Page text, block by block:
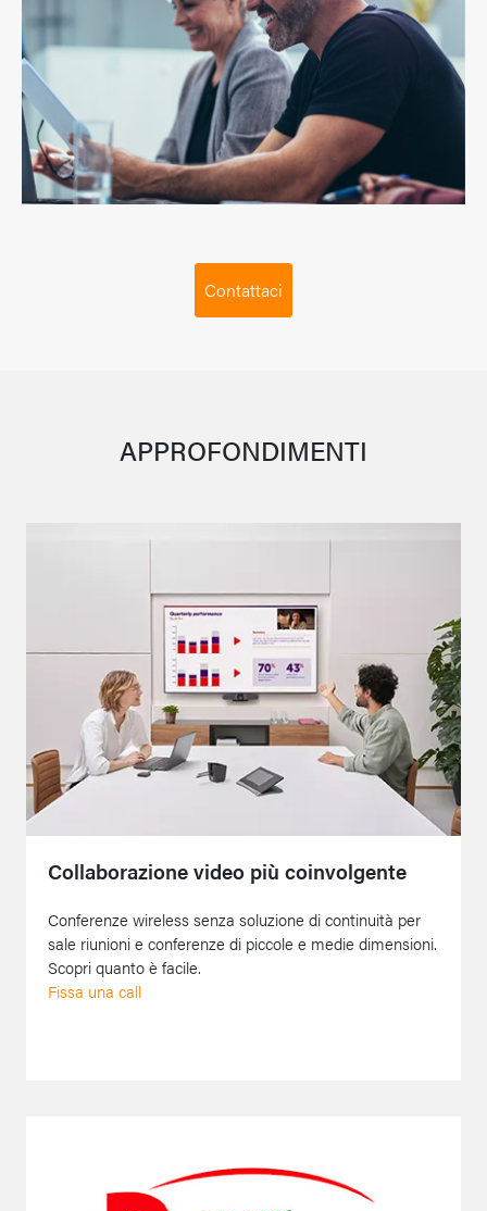
Contattaci
APPROFONDIMENTI
Collaborazione video più coinvolgente
Conferenze wireless senza soluzione di continuità per
sale riunioni e conferenze di piccole e medie dimensioni.
Scopri quanto è facile.
Fissa una call